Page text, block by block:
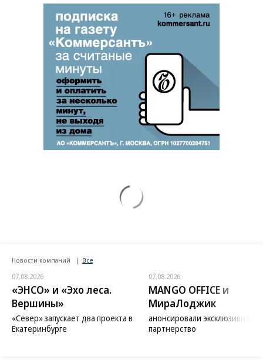
Новости компаний Все
07.08.2026
«ЭНСО» и «Эхо леса.
Вершины»
«Север» запускает два проекта в
Екатеринбурге
07.08.2026
MANGO OFFICE и
МираЛоджик
анонсировали эксклюзивное
партнерство